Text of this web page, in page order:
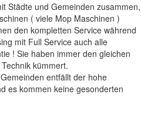
Städte und Gemeinden zusammen,
( viele Mop Maschinen )
den kompletten Service während
mit Full Service auch alle
! Sie haben immer den gleichen
kümmert.
entfällt der hohe
es kommen keine gesonderten